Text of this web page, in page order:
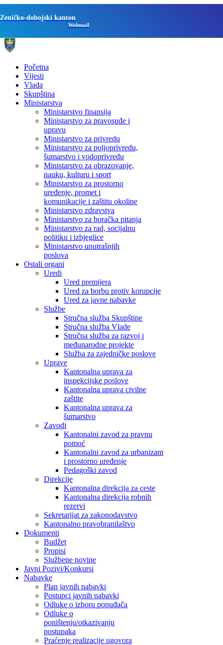
Zeničko-dobojski kanton
Webmail
Početna
Vijesti
Vlada
Skupština
Ministarstva
Ministarstvo finansija
Ministarstvo za pravosuđe i
upravu
Ministarstvo za privredu
Ministarstvo za poljoprivredu,
šumarstvo i vodoprivredu
Ministarstvo za obrazovanje,
nauku, kulturu i sport
Ministarstvo za prostorno
uređenje, promet i
komunikacije i zaštitu okoline
Ministarstvo zdravstva
Ministarstvo za boračka pitanja
Ministarstvo za rad, socijalnu
politiku i izbjeglice
Ministarstvo unutrašnjih
poslova
Ostali organi
Uredi
Ured premijera
Ured za borbu protiv korupcije
Ured za javne nabavke
Službe
Stručna služba Skupštine
Stručna služba Vlade
Stručna služba za razvoj i
međunarodne projekte
Služba za zajedničke poslove
Uprave
Kantonalna uprava za
inspekcijske poslove
Kantonalna uprava civilne
zaštite
Kantonalna uprava za
šumarstvo
Zavodi
Kantonalni zavod za pravnu
pomoć
Kantonalni zavod za urbanizam
i prostorno uređenje
Pedagoški zavod
Direkcije
Kantonalna direkcija za ceste
Kantonalna direkcija robnih
rezervi
Sekretarijat za zakonodavstvo
Kantonalno pravobranilaštvo
Dokumenti
Budžet
Propisi
Službene novine
Javni Pozivi/Konkursi
Nabavke
Plan javnih nabavki
Postupci javnih nabavki
Odluke o izboru ponuđača
Odluke o
poništenju/otkazivanju
postupaka
Praćenje realizacije ugovora